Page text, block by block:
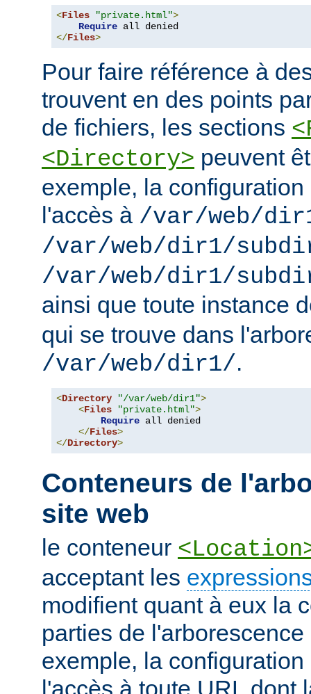
<Files "private.html">
Require
</Files>
Pour faire référence à
trouvent en des points
de fichiers, les sections
<Directory> peuvent
exemple, la
l'accès à /var/web/
/var/web/dir1/
/var/web/dir1/
ainsi que toute instance
qui se trouve dans
/var/web/dir1/.
<Directory "/var/web/dir1">
<Files "private.html">
Require all denied
</Files>
</Directory>
Conteneurs de
site web
le conteneur
acceptant les
modifient quant à eux la
parties de
exemple, la